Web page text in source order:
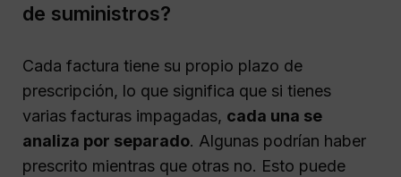
de suministros?
Cada factura tiene su propio plazo de
prescripción, lo que significa que si tienes
varias facturas impagadas, cada una se
analiza por separado. Algunas podrían haber
prescrito mientras que otras no. Esto puede